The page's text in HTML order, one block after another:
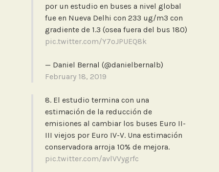
por un estudio en buses a nivel global
fue en Nueva Delhi con 233 ug/m3 con
gradiente de 1.3 (osea fuera del bus 180)
pic.twitter.com/Y7oJPUEQ8k
— Daniel Bernal (@danielbernalb)
February 18, 2019
8. El estudio termina con una
estimación de la reducción de
emisiones al cambiar los buses Euro II-
III viejos por Euro IV-V. Una estimación
conservadora arroja 10% de mejora.
pic.twitter.com/avlVVygrfc